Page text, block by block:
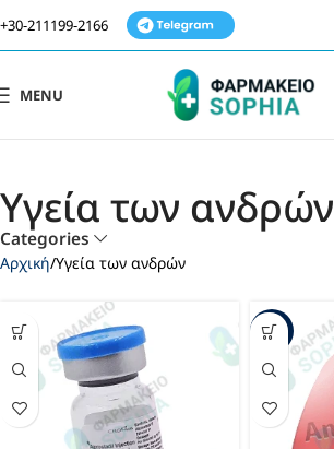
+30-211199-2166
MENU
Υγεία των ανδρών
Categories
Αρχική Υγεία των ανδρών
-22%